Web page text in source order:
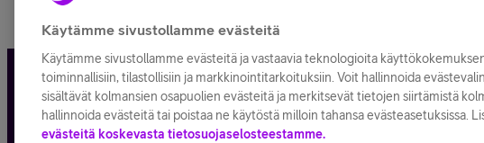
Tietosuoja ja -turva Tilauksen
Käytämme sivustollamme evästeitä
Käytämme sivustollamme evästeitä ja vastaavia teknologioita
toiminnallisiin, tilastollisiin ja markkinointitarkoituksiin. Voit hallinnoida
sisältävät kolmansien osapuolien evästeitä ja merkitsevät tietojen siirtämistä
hallinnoida evästeitä tai poistaa ne käytöstä milloin tahansa evästeasetuksissa.
evästeitä koskevasta tietosuojaselosteestamme.